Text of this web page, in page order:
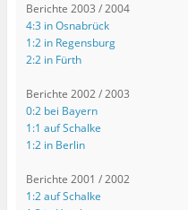
Berichte 2003 / 2004
4:3 in Osnabrück
1:2 in Regensburg
2:2 in Fürth
Berichte 2002 / 2003
0:2 bei Bayern
1:1 auf Schalke
1:2 in Berlin
Berichte 2001 / 2002
1:2 auf Schalke